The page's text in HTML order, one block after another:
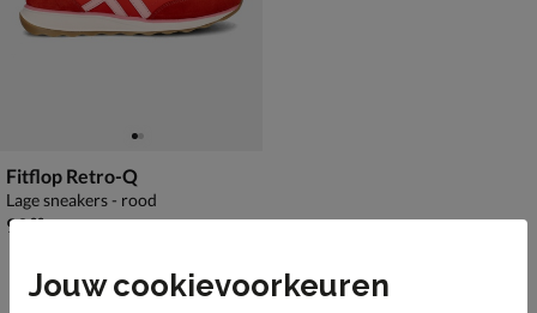
Fitflop Retro-Q
Lage sneakers - rood
€ 99,99
99,99
Jouw cookievoorkeuren